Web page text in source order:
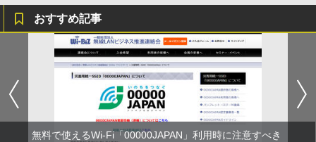
おすすめ記事
無料で使えるWi-Fi「00000JAPAN」利用時に注意すべき